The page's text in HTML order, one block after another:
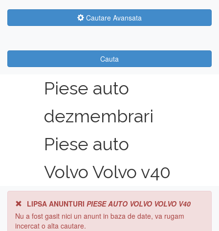
Cautare Avansata
Cauta
Piese auto
dezmembrari
Piese auto
Volvo Volvo v40
LIPSA ANUNTURI PIESE AUTO VOLVO VOLVO V40
Nu a fost gasit nici un anunt in baza de date, va rugam
incercat o alta cautare.